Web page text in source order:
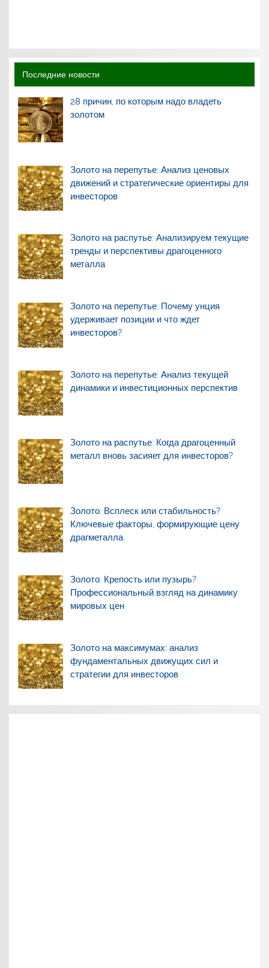
Последние новости
28 причин, по которым надо владеть
золотом
Золото на перепутье: Анализ ценовых
движений и стратегические ориентиры для
инвесторов
Золото на распутье: Анализируем текущие
тренды и перспективы драгоценного
металла
Золото на перепутье: Почему унция
удерживает позиции и что ждет
инвесторов?
Золото на перепутье: Анализ текущей
динамики и инвестиционных перспектив
Золото на распутье: Когда драгоценный
металл вновь засияет для инвесторов?
Золото: Всплеск или стабильность?
Ключевые факторы, формирующие цену
драгметалла
Золото: Крепость или пузырь?
Профессиональный взгляд на динамику
мировых цен
Золото на максимумах: анализ
фундаментальных движущих сил и
стратегии для инвесторов